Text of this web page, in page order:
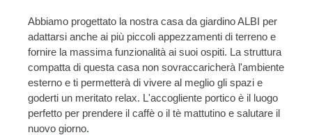
Abbiamo progettato la nostra casa da giardino ALBI per
adattarsi anche ai più piccoli appezzamenti di terreno e
fornire la massima funzionalità ai suoi ospiti. La struttura
compatta di questa casa non sovraccaricherà l'ambiente
esterno e ti permetterà di vivere al meglio gli spazi e
goderti un meritato relax. L'accogliente portico è il luogo
perfetto per prendere il caffè o il tè mattutino e salutare il
nuovo giorno.